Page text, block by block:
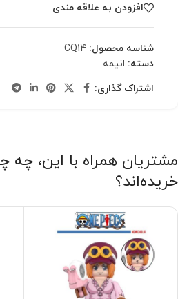
افزودن به علاقه مندی
شناسه محصول: CQ14
دسته: انیمه
اشتراک گذاری:
مشتریان همراه با این، چه
خریده‌اند؟